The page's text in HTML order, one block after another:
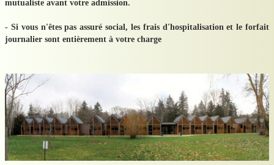
mutualiste avant votre admission.
​- Si vous n'êtes pas assuré social, les frais d'hospitalisation et le forfait
journalier sont entièrement à votre charge